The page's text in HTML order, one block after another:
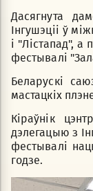
Дасягнута
Інгушэціі ў
і "Лістапад", а
фестывалі
Беларускі
мастацкіх
Кіраўнік
дэлегацыю з
фестывалі
годзе.